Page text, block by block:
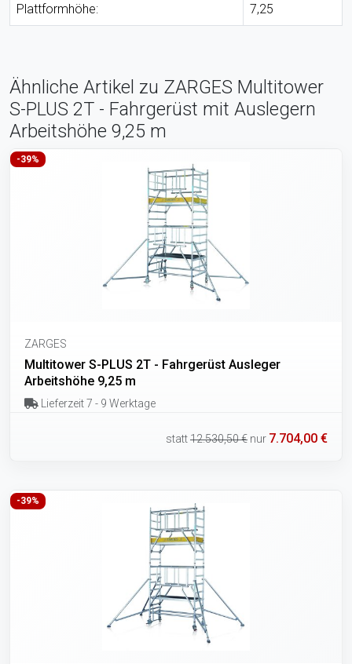
Plattformhöhe: 7,25
Ähnliche Artikel zu ZARGES Multitower
S-PLUS 2T - Fahrgerüst mit Auslegern
Arbeitshöhe 9,25 m
-39%
ZARGES
Multitower S-PLUS 2T - Fahrgerüst Ausleger
Arbeitshöhe 9,25 m
Lieferzeit 7 - 9 Werktage
statt12.530,50 € nur 7.704,00 €
-39%